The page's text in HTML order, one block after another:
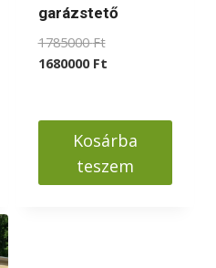
garázstető
1785000FtOriginal
price
1680000 FtCurrent
1680000 Ft.
Kosárba
teszem